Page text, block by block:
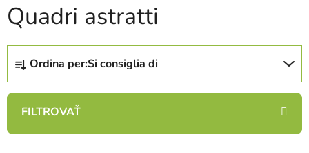
Quadri astratti
O
d
n
Ordina per:Si consiglia di